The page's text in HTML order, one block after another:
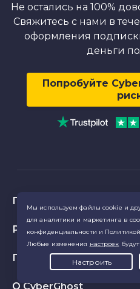
Не остались на 100%
Свяжитесь с нами в
оформления
деньги
Попробуйте
Продукты
VPN для ПК
VPN-расширение для
Ресурсы
Что такое VPN
Privacy Hub
Популярное
Отзывы о CyberGhost VPN
О CyberGhost